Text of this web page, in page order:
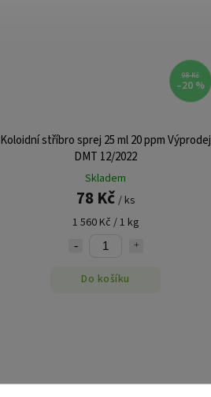
98 Kč
–20 %
Koloidní stříbro sprej 25 ml 20 ppm Výprodej
DMT 12/2022
Skladem
78 Kč / ks
1 560 Kč / 1 kg
Do košíku